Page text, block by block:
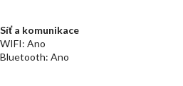
Síť a komunikace
WIFI: Ano
Bluetooth: Ano